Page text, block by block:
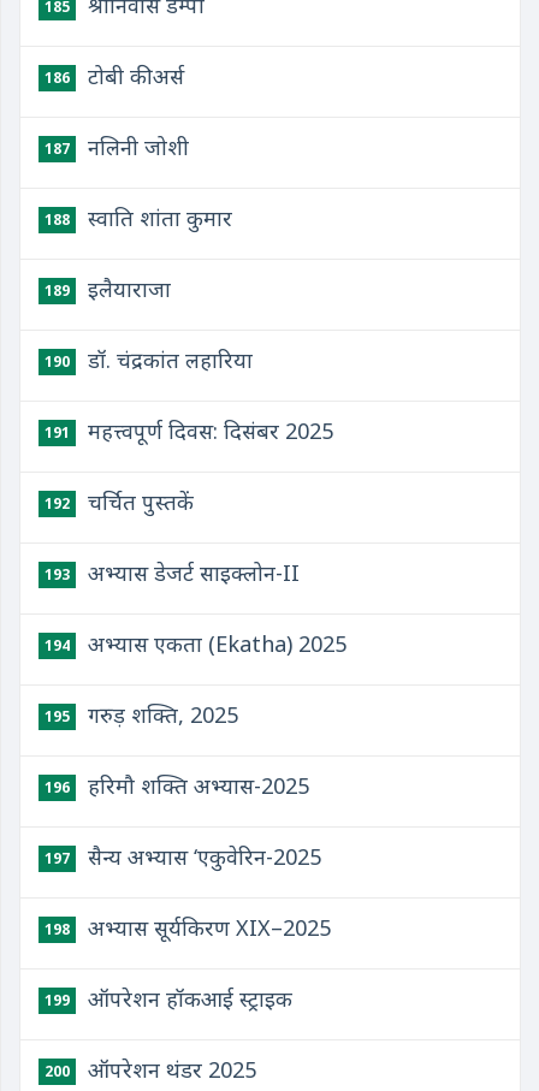
185
186 टोबी कीअर्स
187 नलिनी जोशी
188 स्वाति शांता कुमार
189 इलैयाराजा
190 डॉ. चंद्रकांत लहारिया
191 महत्त्वपूर्ण दिवस: दिसंबर 2025
192 चर्चित पुस्तकें
193 अभ्यास डेजर्ट साइक्लोन-II
194 अभ्यास एकता (Ekatha) 2025
195 गरुड़ शक्ति, 2025
196 हरिमौ शक्ति अभ्यास-2025
197 सैन्य अभ्यास ‘एकुवेरिन-2025
198 अभ्यास सूर्यकिरण XIX–2025
199 ऑपरेशन हॉकआई स्ट्राइक
200 ऑपरेशन थंडर 2025